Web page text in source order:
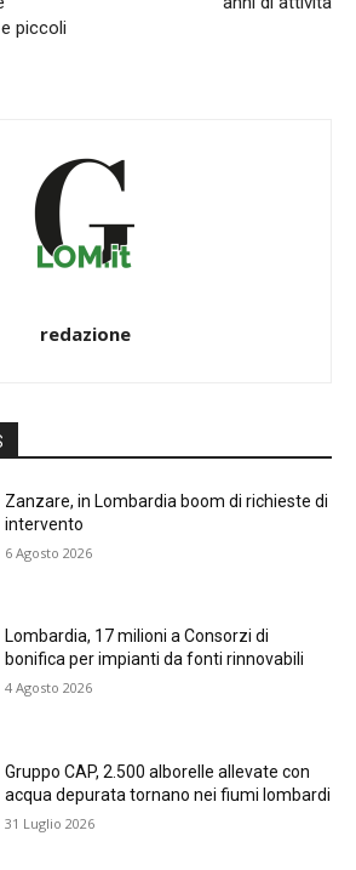
piccoli
redazione
Zanzare, in Lombardia boom di richieste di
intervento
6 Agosto 2026
Lombardia, 17 milioni a Consorzi di
bonifica per impianti da fonti rinnovabili
4 Agosto 2026
Gruppo CAP, 2.500 alborelle allevate con
acqua depurata tornano nei fiumi lombardi
31 Luglio 2026